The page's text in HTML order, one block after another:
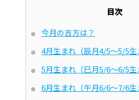
目次
今月の吉方は？
4月生まれ（辰月4/5～5/5
5月生まれ（巳月5/6～6/5
6月生まれ（午月6/6～7/